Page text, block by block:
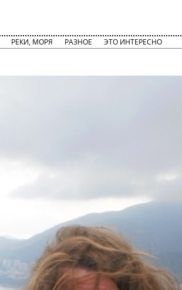
РЕКИ, МОРЯ РАЗНОЕ ЭТО ИНТЕРЕСНО